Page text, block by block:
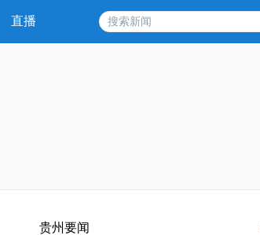
直播
贵州要闻